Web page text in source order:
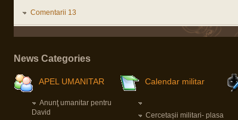
Comentarii 13
News Categories
APEL UMANITAR
Anunţ umanitar pentru
David
Calendar militar
Cercetașii militari- plasa